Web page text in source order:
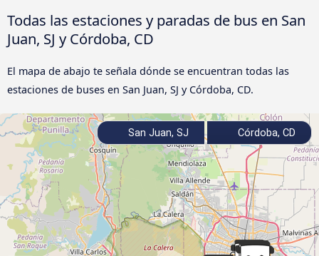
Todas las estaciones y paradas de bus en San
Juan, SJ y Córdoba, CD
El mapa de abajo te señala dónde se encuentran todas las
estaciones de buses en San Juan, SJ y Córdoba, CD.
San Juan, SJ Córdoba, CD